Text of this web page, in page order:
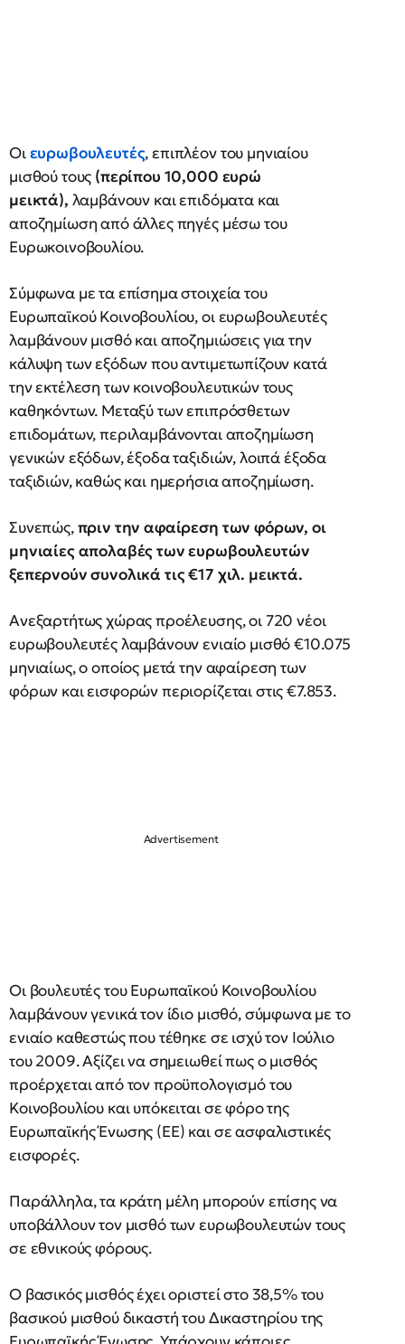
Οιευρωβουλευτές, επιπλέον του μηνιαίου
μισθού τους (περίπου 10,000 ευρώ
μεικτά), λαμβάνουν και επιδόματα και
αποζημίωση από άλλες πηγές μέσω του
Ευρωκοινοβουλίου.
Σύμφωνα με τα επίσημα στοιχεία του
Ευρωπαϊκού Κοινοβουλίου, οι ευρωβουλευτές
λαμβάνουν μισθό και αποζημιώσεις για την
κάλυψη των εξόδων που αντιμετωπίζουν κατά
την εκτέλεση των κοινοβουλευτικών τους
καθηκόντων. Μεταξύ των επιπρόσθετων
επιδομάτων, περιλαμβάνονται αποζημίωση
γενικών εξόδων, έξοδα ταξιδιών, λοιπά έξοδα
ταξιδιών, καθώς και ημερήσια αποζημίωση.
Συνεπώς,πριν την αφαίρεση των φόρων, οι
μηνιαίες απολαβές των ευρωβουλευτών
ξεπερνούν συνολικά τις €17 χιλ. μεικτά.
Ανεξαρτήτως χώρας προέλευσης, οι 720 νέοι
ευρωβουλευτές λαμβάνουν ενιαίο μισθό €10.075
μηνιαίως, ο οποίος μετά την αφαίρεση των
φόρων και εισφορών περιορίζεται στις €7.853.
Οι βουλευτές του Ευρωπαϊκού Κοινοβουλίου
λαμβάνουν γενικά τον ίδιο μισθό, σύμφωνα με το
ενιαίο καθεστώς που τέθηκε σε ισχύ τον Ιούλιο
του 2009. Αξίζει να σημειωθεί πως ο μισθός
προέρχεται από τον προϋπολογισμό του
Κοινοβουλίου και υπόκειται σε φόρο της
Ευρωπαϊκής Ένωσης (ΕΕ) και σε ασφαλιστικές
εισφορές.
Παράλληλα, τα κράτη μέλη μπορούν επίσης να
υποβάλλουν τον μισθό των ευρωβουλευτών τους
σε εθνικούς φόρους.
Ο βασικός μισθός έχει οριστεί στο 38,5% του
βασικού μισθού δικαστή του Δικαστηρίου της